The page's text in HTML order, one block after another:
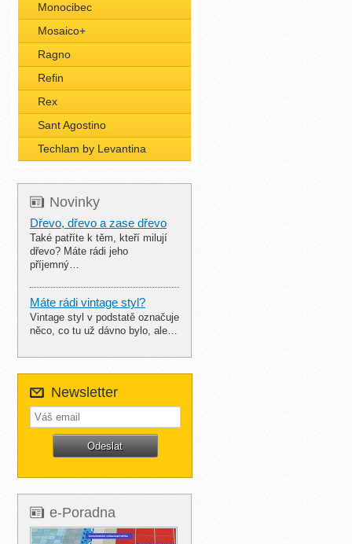
Monocibec
Mosaico+
Ragno
Refin
Rex
Sant Agostino
Techlam by Levantina
Novinky
Dřevo, dřevo a zase dřevo
Také patříte k těm, kteří milují
dřevo? Máte rádi jeho
příjemný…
Máte rádi vintage styl?
Vintage styl v podstatě označuje
něco, co tu už dávno bylo, ale…
Newsletter
e-Poradna